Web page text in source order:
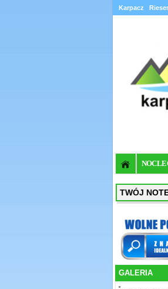
Karpacz
TWÓJ
GALERIA